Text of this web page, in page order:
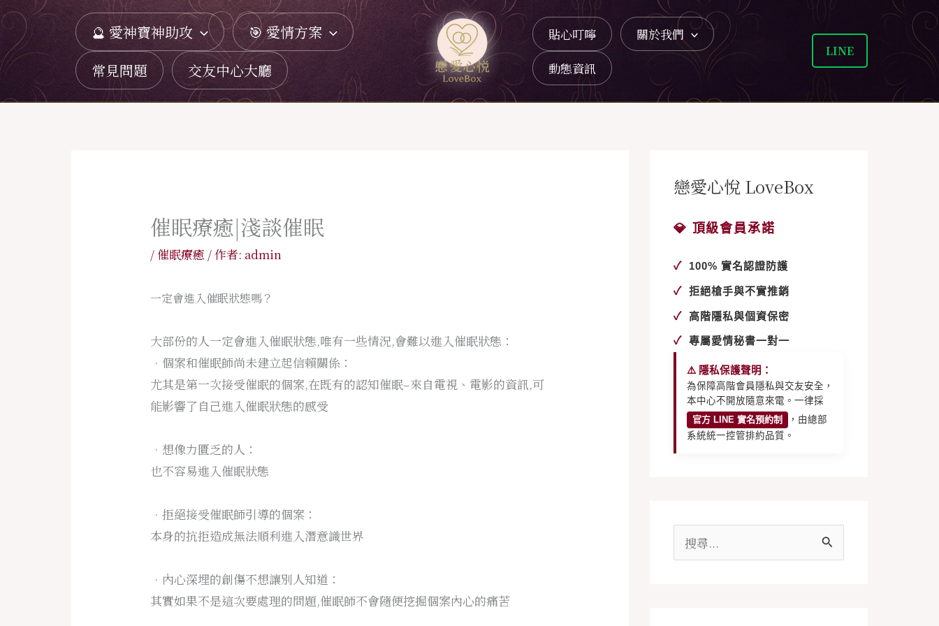
跳
至
主
要
內
🔮 愛神寶神助攻
🎯 愛情方案
常見問題
交友中心大廳
貼心叮嚀
關於我們
動態資訊
LINE
催眠療癒|淺談催眠
/ 催眠療癒 / 作者: admin
一定會進入催眠狀態嗎？
大部份的人一定會進入催眠狀態,唯有一些情況,會難以進入催眠狀態：
•個案和催眠師尚未建立起信賴關係：
尤其是第一次接受催眠的個案,在既有的認知催眠–來自電視、電影的資訊,可
能影響了自己進入催眠狀態的感受
•想像力匱乏的人：
也不容易進入催眠狀態
•拒絕接受催眠師引導的個案：
本身的抗拒造成無法順利進入潛意識世界
•內心深埋的創傷不想讓別人知道：
其實如果不是這次要處理的問題,催眠師不會隨便挖掘個案內心的痛苦
戀愛心悅 LoveBox
💎 頂級會員承諾
✓ 100% 實名認證防護
✓ 拒絕槍手與不實推銷
✓ 高階隱私與個資保密
✓ 專屬愛情秘書一對一
⚠️ 隱私保護聲明：
為保障高階會員隱私與交友安全，
本中心不開放隨意來電。一律採
官方 LINE 實名預約制
，由總部
系統統一控管排約品質。